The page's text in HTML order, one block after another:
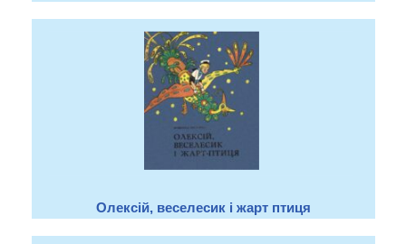
Олексій, веселесик і жарт птиця